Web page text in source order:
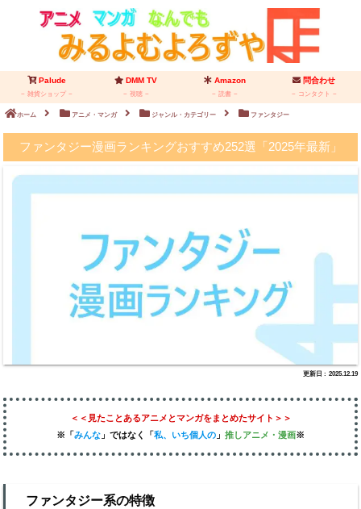
Palude
雑貨ショップ
DMM TV
視聴
Amazon
読書
問合わせ
コンタクト
ホーム アニメ・マンガ ジャンル・カテゴリー ファンタジー
ファンタジー漫画ランキングおすすめ252選「2025年最新」
2025.12.19
＜＜見たことあるアニメとマンガをまとめたサイト＞＞
※「みんな 」 ではなく 「私、いち個人の 」 推しアニメ ・漫画※
ファンタジー系の特徴